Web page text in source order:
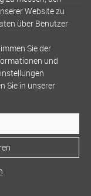
Website zu
über Benutzer
Sie der
und
Sie in unserer